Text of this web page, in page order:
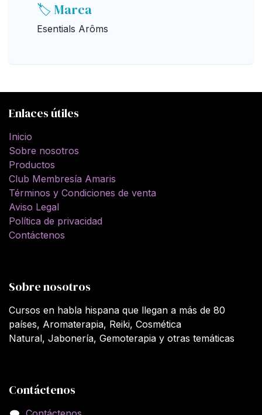
🏷️ Marca
Esentials Arôms
Enlaces útiles
Inicio
Sobre nosotros
Productos
Club Membresía Amaris
Términos y Condiciones de venta
Aviso Legal
Política de privacidad
Contáctenos
Sobre nosotros
Cursos en habla hispana que llegan a más de 80
países, Aromaterapia, Reiki, Cosmética
Natural, Jabonería, Gemoterapia y otras temáticas
Contáctenos